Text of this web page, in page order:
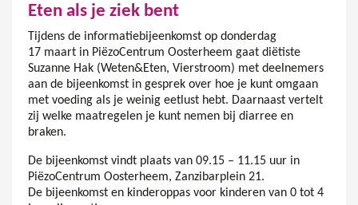
Eten als je ziek bent
Tijdens de informatiebijeenkomst op donderdag
17 maart in PiëzoCentrum Oosterheem gaat diëtiste
Suzanne Hak (Weten&Eten, Vierstroom) met deelnemers
aan de bijeenkomst in gesprek over hoe je kunt omgaan
met voeding als je weinig eetlust hebt. Daarnaast vertelt
zij welke maatregelen je kunt nemen bij diarree en
braken.
De bijeenkomst vindt plaats van 09.15 – 11.15 uur in
PiëzoCentrum Oosterheem, Zanzibarplein 21.
De bijeenkomst en kinderoppas voor kinderen van 0 tot 4